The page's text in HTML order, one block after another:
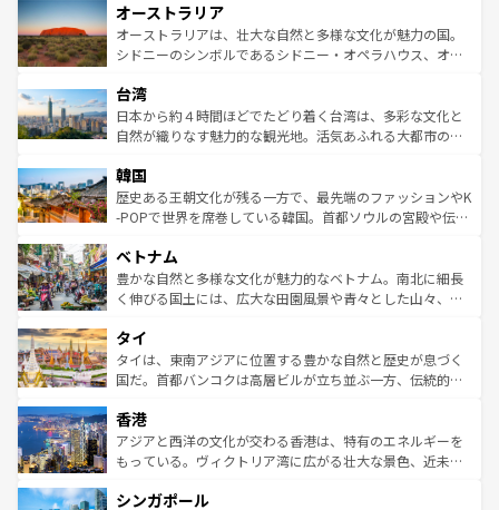
部のニューオーリンズでは、音楽と美食が融合した独特の
文化が魅力。旅行者はアメリカの各地域で異なる魅力を楽
しみながら、その多様性と豊かな歴史を感じることができ
ならではの贅沢な旅のスタイルだ。 なお、新着のアメリカ
情報はコンテンツ一覧を参照してほしい。
ワイ島は見逃せない。また、定番の観光地といえばオアフ
島だが、静かな自然を求めるならマウイ島やカウアイ島が
おすすめ。エメラルドグリーンに輝く海をはじめ、豊かな
れるおもてなしの心で訪れる人々を迎えてくれるハワイの
人々、おいしいローカルフードやハワイアンミュージッ
ク、伝統的なフラダンスなど、すべてがハワイの魅力を彩
ワイを、存分に味わってほしい。 なお、新着のハワイ情報
はコンテンツ一覧を参照してほしい。
オーストラリア
オーストラリアは、壮大な自然と多様な文化が魅力の国。
シドニーのシンボルであるシドニー・オペラハウス、オー
リアリーフや大陸中央部にそびえるウルル（エアーズロッ
ク）、タスマニアの美しい原生林やケアンズの熱帯雨林な
ど、見どころがたくさん。また、カフェやワイン、オージ
いる。アクティビティも充実しており、サーフィンやダイ
ビング、ハイキングなど、アウトドア好きにはたまらな
い。オーストラリアの多彩な魅力を存分に味わいつくそ
参照してほしい。
台湾
日本から約４時間ほどでたどり着く台湾は、多彩な文化と
自然が織りなす魅力的な観光地。活気あふれる大都市の台
ン）、静ひつな山岳地帯である台湾東部など、都市の喧騒
と山間の静けさが共存しており、訪れる人に新しい発見と
驚きをもたらしてくれる。また、奥深い台湾の食文化も魅
容にもいいと評判のスイーツなど、バラエティ豊かな料理
が味わえる。 なお、新着の台湾情報は コンテンツ一覧を参
照してほしい。
韓国
歴史ある王朝文化が残る一方で、最先端のファッションやK
-POPで世界を席巻している韓国。首都ソウルの宮殿や伝統
き、地方に足を延ばせば四季折々の自然美を楽しむことが
できる。そして、キムチや焼肉、絶品のストリートフード
まで、さまざまな韓国料理が待っている。夜には、韓国な
リティに包まれながら、韓国の多彩な魅力を心ゆくまで味
わってみてほしい。 なお、新着の韓国情報はコンテンツ一
覧を参照してほしい。
ベトナム
豊かな自然と多様な文化が魅力的なベトナム。南北に細長
く伸びる国土には、広大な田園風景や青々とした山々、世
急速な発展と共に伝統が息づく。ハノイの古い町並みやホ
ーチミン市のフランス統治時代の建物も、独特の雰囲気を
醸し出している。また、バラエティの豊かさとおいしさで
とつ。フォーやバインミー、ベトナムコーヒーなどは、ぜ
ひ現地で味わいたい。どの地域を訪れてもあたたかい人々
が旅行者を迎えてくれるので、きっと忘れられない旅にな
参照してほしい。
タイ
タイは、東南アジアに位置する豊かな自然と歴史が息づく
国だ。首都バンコクは高層ビルが立ち並ぶ一方、伝統的な
の活気が交差している。北部ではチェンマイなどの山岳地
帯で自然と触れ合い、南部ではプーケットやクラビの美し
いビーチでリゾート気分を楽しむことができる。タイ料理
激する。気候は一年中温暖で、どの季節にも異なる楽しみ
香港
アジアと西洋の文化が交わる香港は、特有のエネルギーを
もっている。ヴィクトリア湾に広がる壮大な景色、近未来
み、どこを訪れても感動するはず。観光スポットが密集し
シンガポール